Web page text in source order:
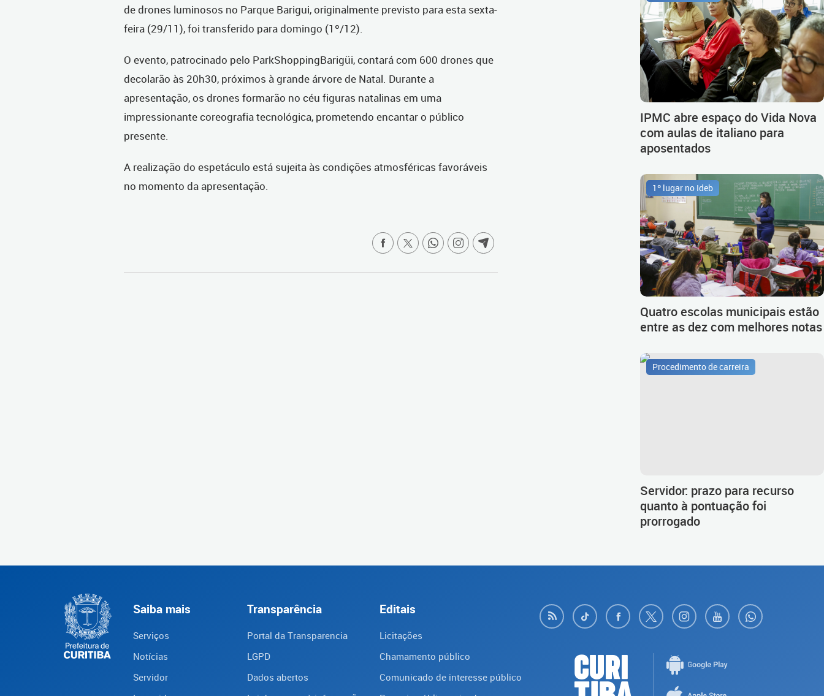
de drones luminosos no Parque Barigui, originalmente previsto para esta sexta-
feira (29/11), foi transferido para domingo (1º/12).
O evento, patrocinado pelo ParkShoppingBarigüi, contará com 600 drones que
decolarão às 20h30, próximos à grande árvore de Natal. Durante a
apresentação, os drones formarão no céu figuras natalinas em uma
impressionante coreografia tecnológica, prometendo encantar o público
presente.
A realização do espetáculo está sujeita às condições atmosféricas favoráveis
no momento da apresentação.
IPMC abre espaço do Vida Nova
com aulas de italiano para
aposentados
1º lugar no Ideb
Quatro escolas municipais estão
entre as dez com melhores notas
Procedimento de carreira
Servidor: prazo para recurso
quanto à pontuação foi
prorrogado
Saiba mais
Serviços
Notícias
Servidor
Transparência
Portal da Transparencia
LGPD
Dados abertos
Editais
Licitações
Chamamento público
Comunicado de interesse público